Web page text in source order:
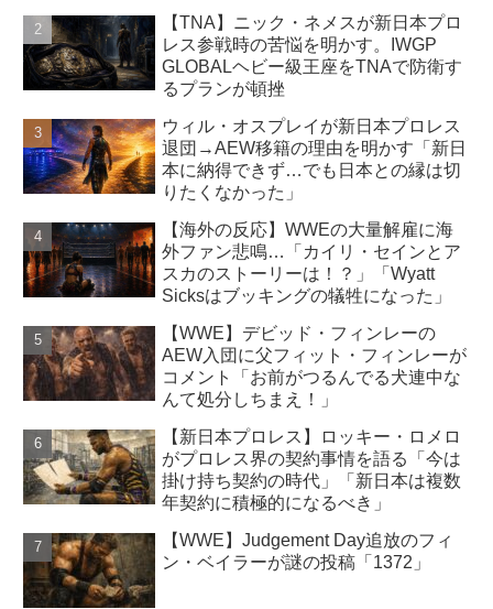
【TNA】ニック・ネメスが新日本プロ
レス参戦時の苦悩を明かす。IWGP
GLOBALヘビー級王座をTNAで防衛す
るプランが頓挫
ウィル・オスプレイが新日本プロレス
退団→AEW移籍の理由を明かす「新日
本に納得できず…でも日本との縁は切
りたくなかった」
【海外の反応】WWEの大量解雇に海
外ファン悲鳴…「カイリ・セインとア
スカのストーリーは！？」「Wyatt
Sicksはブッキングの犠牲になった」
【WWE】デビッド・フィンレーの
AEW入団に父フィット・フィンレーが
コメント「お前がつるんでる犬連中な
んて処分しちまえ！」
【新日本プロレス】ロッキー・ロメロ
がプロレス界の契約事情を語る「今は
掛け持ち契約の時代」「新日本は複数
年契約に積極的になるべき」
【WWE】Judgement Day追放のフィ
ン・ベイラーが謎の投稿「1372」